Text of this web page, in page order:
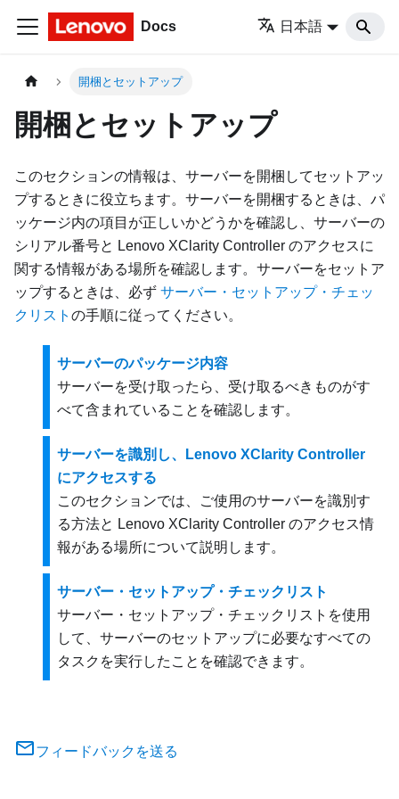
Docs 日本語
開梱とセットアップ
開梱とセットアップ
このセクションの情報は、サーバーを開梱してセットアッ
プするときに役立ちます。サーバーを開梱するときは、パ
ッケージ内の項目が正しいかどうかを確認し、サーバーの
シリアル番号と Lenovo XClarity Controller のアクセスに
関する情報がある場所を確認します。サーバーをセットア
ップするときは、必ず サーバー・セットアップ・チェッ
クリスト の手順に従ってください。
サーバーのパッケージ内容
サーバーを受け取ったら、受け取るべきものがす
べて含まれていることを確認します。
サーバーを識別し、Lenovo XClarity Controller
にアクセスする
このセクションでは、ご使用のサーバーを識別す
る方法と Lenovo XClarity Controller のアクセス情
報がある場所について説明します。
サーバー・セットアップ・チェックリスト
サーバー・セットアップ・チェックリストを使用
して、サーバーのセットアップに必要なすべての
タスクを実行したことを確認できます。
フィードバックを送る